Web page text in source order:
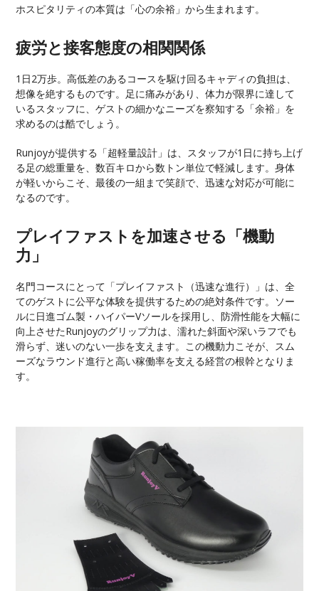
ホスピタリティの本質は「心の余裕」から生まれます。
疲労と接客態度の相関関係
1日2万歩。高低差のあるコースを駆け回るキャディの負担は、
想像を絶するものです。足に痛みがあり、体力が限界に達して
いるスタッフに、ゲストの細かなニーズを察知する「余裕」を
求めるのは酷でしょう。
Runjoyが提供する「超軽量設計」は、スタッフが1日に持ち上げ
る足の総重量を、数百キロから数トン単位で軽減します。身体
が軽いからこそ、最後の一組まで笑顔で、迅速な対応が可能に
なるのです。
プレイファストを加速させる「機動
力」
名門コースにとって「プレイファスト（迅速な進行）」は、全
てのゲストに公平な体験を提供するための絶対条件です。ソー
ルに日進ゴム製・ハイパーVソールを採用 し、防滑性能を大幅に
向上させたRunjoyのグリップ力は、濡れた斜面や深いラフでも
滑らず、迷いのない一歩を支えます。この機動力こそが、スム
ーズなラウンド進行と高い稼働率を支える経営の根幹となりま
す。